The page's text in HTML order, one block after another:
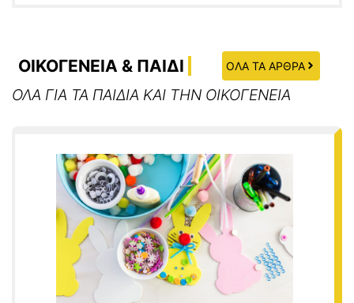
ΟΙΚΟΓΕΝΕΙΑ & ΠΑΙΔΙ ΟΛΑ ΤΑ ΑΡΘΡΑ
ΟΛΑ ΓΙΑ ΤΑ ΠΑΙΔΙΑ ΚΑΙ ΤΗΝ ΟΙΚΟΓΕΝΕΙΑ